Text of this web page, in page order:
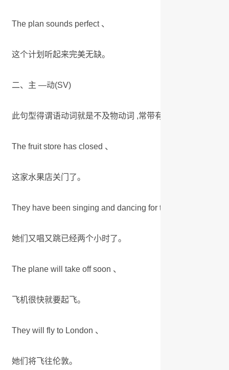
The plan sounds perfect 、
这个计划听起来完美无缺。
二、主 —动(SV)
此句型得谓语动词就是不及物动词 ,常带有状语。例如 :
The fruit store has closed 、
这家水果店关门了。
They have been singing and dancing for two hours 、
她们又唱又跳已经两个小时了。
The plane will take off soon 、
飞机很快就要起飞。
They will fly to London 、
她们将飞往伦敦。